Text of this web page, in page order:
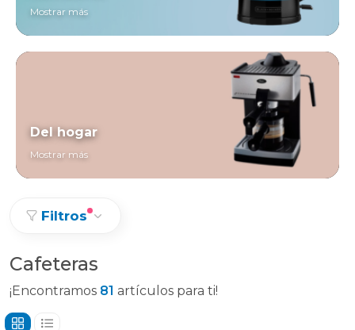
Mostrar más
Del hogar
Mostrar más
Filtros
Cafeteras
¡Encontramos 81 artículos para ti!